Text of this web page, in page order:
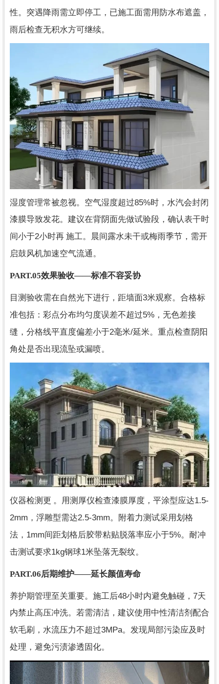
性。突遇降雨需立即停工，已施工面需用防水布遮盖，
雨后检查无积水方可继续。
湿度管理常被忽视。空气湿度超过85%时，水汽会封闭
漆膜导致发花。建议在背阴面先做试验段，确认表干时
间小于2小时再 施工。晨间露水未干或梅雨季节，需开
启鼓风机加速空气流通。
PART.05效果验收——标准不容妥协
目测验收需在自然光下进行，距墙面3米观察。合格标
准包括：彩点分布均匀度误差不超过5% ，无色差接
缝，分格线平直度偏差小于2毫米/延米。重点检查阴阳
角处是否出现流坠或漏喷。
仪器检测更 。用测厚仪检查漆膜厚度，平涂型应达1.5-
2mm ，浮雕型需达2.5-3mm。附着力测试采用划格
法， 1mm间距划格后胶带粘贴脱落率应小于5%。耐冲
击测试要求1kg钢球1米坠落无裂纹。
PART.06后期维护——延长颜值寿命
养护期管理至关重要。施工后48小时内避免触碰， 7天
内禁止高压冲洗。若需清洁，建议使用中性清洁剂配合
软毛刷，水流压力不超过3MPa。发现局部污染应及时
处理，避免污渍渗透固化。